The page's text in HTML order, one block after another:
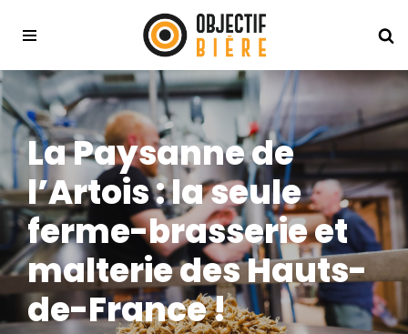
au
contenu
La Paysanne de
l’Artois : la seule
ferme-brasserie et
malterie des Hauts-
de-France !